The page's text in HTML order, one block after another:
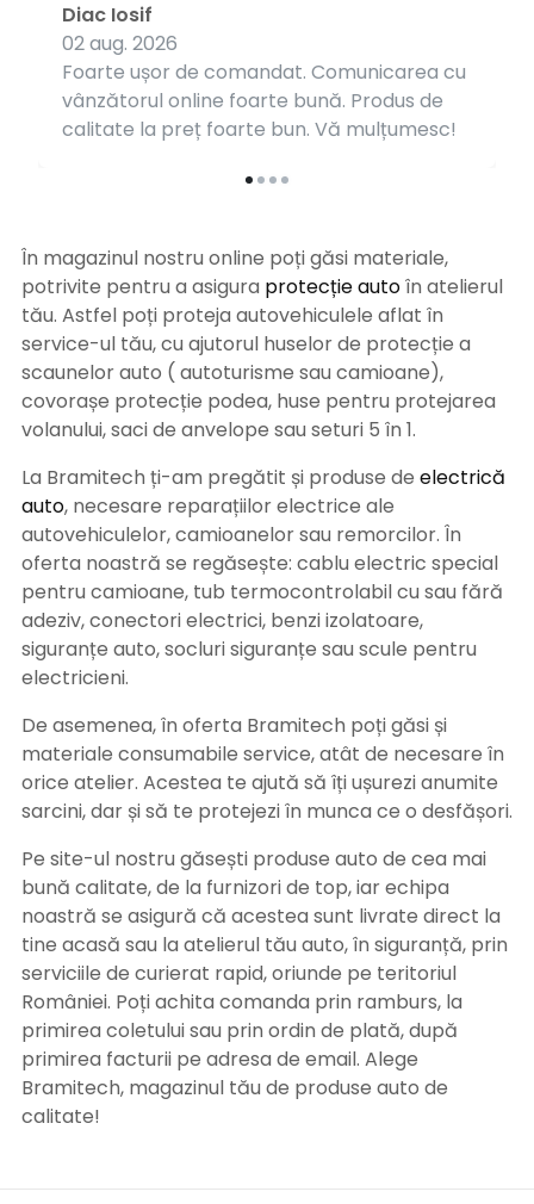
Foarte ușor de comandat. Comunicarea cu
vânzătorul online foarte bună. Produs de
calitate la preț foarte bun. Vă mulțumesc!
Diac Iosif
02 aug. 2026
În magazinul nostru online poți găsi materiale,
potrivite pentru a asigura protecție autoîn atelierul
tău. Astfel poți proteja autovehiculele aflat în
service-ul tău, cu ajutorul huselor de protecție a
scaunelor auto ( autoturisme sau camioane),
covorașe protecție podea, huse pentru protejarea
volanului, saci de anvelope sau seturi 5 în 1.
La Bramitech ți-am pregătit și produse de electrică
auto, necesare reparațiilor electrice ale
autovehiculelor, camioanelor sau remorcilor. În
oferta noastră se regăsește: cablu electric special
pentru camioane, tub termocontrolabil cu sau fără
adeziv, conectori electrici, benzi izolatoare,
siguranțe auto, socluri siguranțe sau scule pentru
electricieni.
De asemenea, în oferta Bramitech poți găsi și
materiale consumabile service, atât de necesare în
orice atelier. Acestea te ajută să îți ușurezi anumite
sarcini, dar și să te protejezi în munca ce o desfășori.
Pe site-ul nostru găsești produse auto de cea mai
bună calitate, de la furnizori de top, iar echipa
noastră se asigură că acestea sunt livrate direct la
tine acasă sau la atelierul tău auto, în siguranță, prin
serviciile de curierat rapid, oriunde pe teritoriul
României. Poți achita comanda prin ramburs, la
primirea coletului sau prin ordin de plată, după
primirea facturii pe adresa de email. Alege
Bramitech, magazinul tău de produse auto de
calitate!